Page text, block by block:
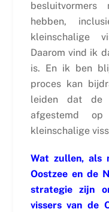
hebben,
kleinschalige
Daarom vind ik
is. En ik ben
proces kan
leiden dat de
afgestemd
kleinschalige
Wat zullen, als
Oostzee en de
strategie zijn
vissers van de